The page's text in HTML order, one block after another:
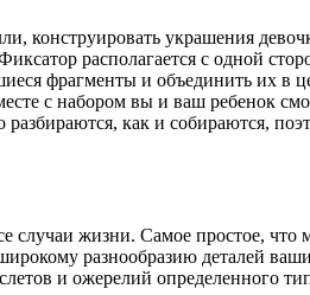
конструировать украшения
располагается с одной
фрагменты и объединить их в
с набором вы и ваш ребенок
как и собираются,
жизни. Самое простое, что
разнообразию деталей
и ожерелий определенного